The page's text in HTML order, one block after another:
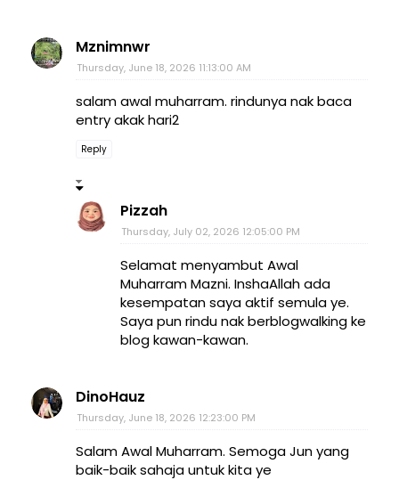
Mznimnwr
Thursday, June 18, 2026 11:13:00 AM
salam awal muharram. rindunya nak baca
entry akak hari2
Reply
Pizzah
Thursday, July 02, 2026 12:05:00 PM
Selamat menyambut Awal
Muharram Mazni. InshaAllah ada
kesempatan saya aktif semula ye.
Saya pun rindu nak berblogwalking ke
blog kawan-kawan.
DinoHauz
Thursday, June 18, 2026 12:23:00 PM
Salam Awal Muharram. Semoga Jun yang
baik-baik sahaja untuk kita ye